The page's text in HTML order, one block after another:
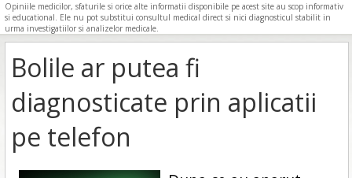
Opiniile medicilor, sfaturile si orice alte informatii disponibile pe acest site au scop informativ
si educational. Ele nu pot substitui consultul medical direct si nici diagnosticul stabilit in
urma investigatiilor si analizelor medicale.
Bolile ar putea fi
diagnosticate prin aplicatii
pe telefon